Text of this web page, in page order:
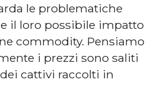
le problematiche
il loro possibile impatto
commodity. Pensiamo
i prezzi sono saliti
cattivi raccolti in